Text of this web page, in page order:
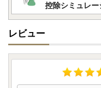
控除シミュレー
レビュー